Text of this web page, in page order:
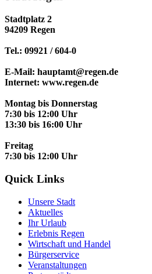
Stadtplatz 2
94209 Regen
Tel.: 09921 / 604-0
E-Mail: hauptamt@regen.de
Internet: www.regen.de
Montag bis Donnerstag
7:30 bis 12:00 Uhr
13:30 bis 16:00 Uhr
Freitag
7:30 bis 12:00 Uhr
Quick Links
Unsere Stadt
Aktuelles
Ihr Urlaub
Erlebnis Regen
Wirtschaft und Handel
Bürgerservice
Veranstaltungen